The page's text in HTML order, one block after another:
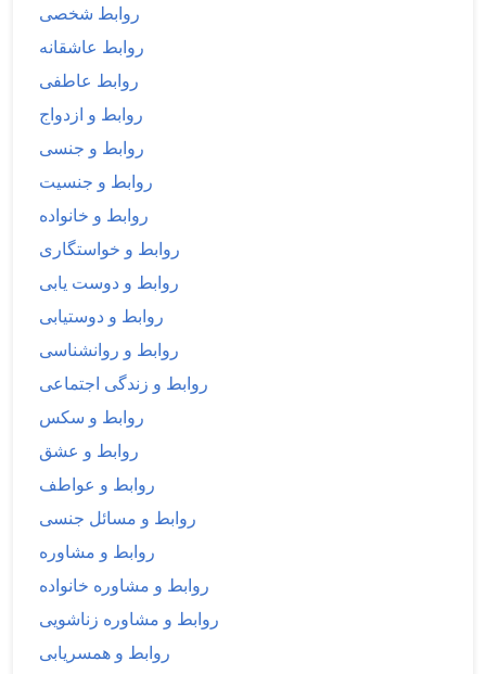
روابط شخصی
روابط عاشقانه
روابط عاطفی
روابط و ازدواج
روابط و جنسی
روابط و جنسیت
روابط و خانواده
روابط و خواستگاری
روابط و دوست یابی
روابط و دوستیابی
روابط و روانشناسی
روابط و زندگی اجتماعی
روابط و سکس
روابط و عشق
روابط و عواطف
روابط و مسائل جنسی
روابط و مشاوره
روابط و مشاوره خانواده
روابط و مشاوره زناشویی
روابط و همسریابی